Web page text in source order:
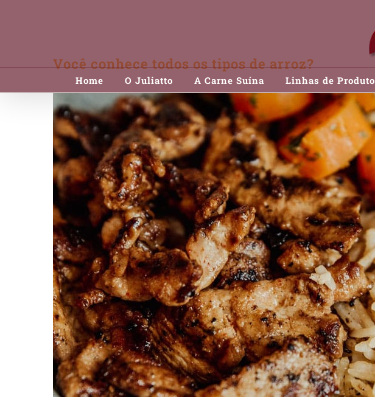
Home O Juliatto A Carne Suína Linhas de
Você
Você conhece todos os tipos de arroz?